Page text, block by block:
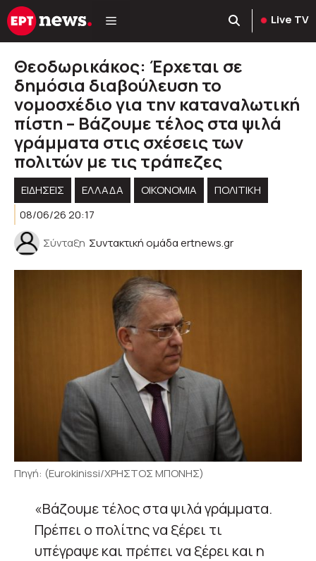
Μετάβαση
σε
Live TV
Θεοδωρικάκος: Έρχεται σε
δημόσια διαβούλευση το
νομοσχέδιο για την καταναλωτική
πίστη – Βάζουμε τέλος στα ψιλά
γράμματα στις σχέσεις των
πολιτών με τις τράπεζες
ΕΙΔΗΣΕΙΣ ΕΛΛΑΔΑ ΟΙΚΟΝΟΜΙΑ
ΠΟΛΙΤΙΚΉ
08/06/26 20:17
Σύνταξη Συντακτική ομάδα ertnews.gr
Πηγή: (Eurokinissi/ΧΡΗΣΤΟΣ ΜΠΟΝΗΣ)
«Βάζουμε τέλος στα ψιλά γράμματα.
Πρέπει ο πολίτης να ξέρει τι
υπέγραψε και πρέπει να ξέρει και η